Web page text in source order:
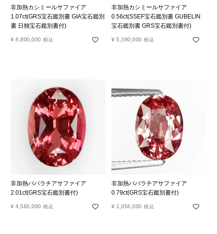
非加熱カシミールサファイア
1.07ct(GRS宝石鑑別書 GIA宝石鑑別
書 日独宝石鑑別書付)
¥ 8,800,000 税込
非加熱カシミールサファイア
0.56ct(SSEF宝石鑑別書 GUBELIN
宝石鑑別書 GRS宝石鑑別書付)
¥ 5,390,000 税込
非加熱パパラチアサファイア
2.01ct(GRS宝石鑑別書付)
¥ 4,565,000 税込
非加熱パパラチアサファイア
0.79ct(GRS宝石鑑別書付)
¥ 1,056,000 税込